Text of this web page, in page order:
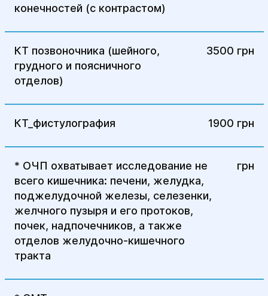
конечностей (с контрастом)
КТ позвоночника (шейного,
грудного и поясничного
отделов)
3500 грн
КТ_фистулография 1900 грн
* ОЧП охватывает исследование не
всего кишечника: печени, желудка,
поджелудочной железы, селезенки,
желчного пузыря и его протоков,
почек, надпочечников, а также
отделов желудочно-кишечного
тракта
ㅤ грн